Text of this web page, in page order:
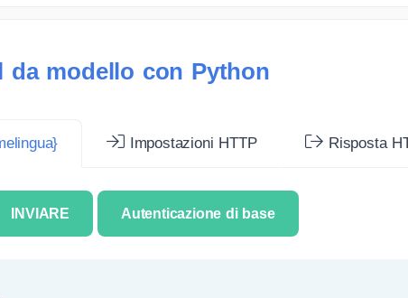
da modello con Python
Impostazioni HTTP Risposta
INVIARE Autenticazione di base